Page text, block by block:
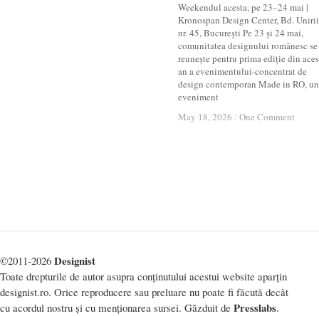
Weekendul acesta, pe 23–24 mai |
Kronospan Design Center, Bd. Unirii
nr. 45, București Pe 23 și 24 mai,
comunitatea designului românesc se
reunește pentru prima ediție din
an a evenimentului-concentrat de
design contemporan Made in RO, un
eveniment
May 18, 2026 / One Comment
May 18, 2026 / One Comment
©2011-2026 Designist
Toate drepturile de autor asupra conținutului acestui website aparțin
designist.ro. Orice reproducere sau preluare nu poate fi făcută decât
cu acordul nostru și cu menționarea sursei. Găzduit de Presslabs.